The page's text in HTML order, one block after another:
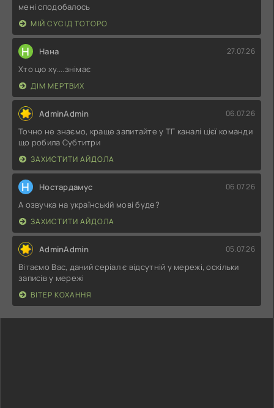
мені сподобалось
МІЙ СУСІД ТОТОРО
Н Нана 27.07.26
Хто цю ху....знімає
ДІМ МЕРТВИХ
AdminAdmin 06.07.26
Точно не знаємо, краще запитайте у ТГ каналі цієї команди
що робила Субтитри
ЗАХИСТИТИ АЙДОЛА
Н Ностардамус 06.07.26
А озвучка на українській мові буде?
ЗАХИСТИТИ АЙДОЛА
AdminAdmin 05.07.26
Вітаємо Вас, даний серіал є відсутній у мережі, оскільки
записів у мережі
ВІТЕР КОХАННЯ